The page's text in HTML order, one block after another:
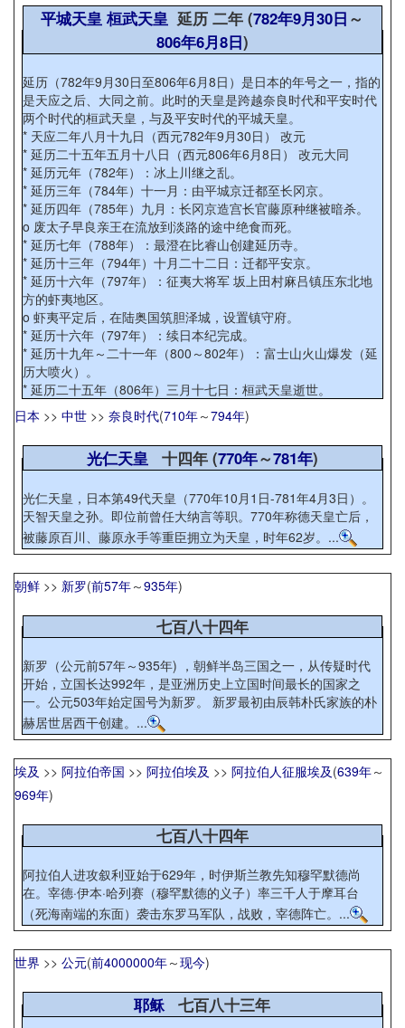
平城天皇 桓武天皇 延历 二年 (782年9月30日 ～
806年6月8日)
延历（782年9月30日至806年6月8日）是日本的年号之一，指的
是天应之后、大同之前。此时的天皇是跨越奈良时代和平安时代
两个时代的桓武天皇，与及平安时代的平城天皇。
* 天应二年八月十九日（西元782年9月30日） 改元
* 延历二十五年五月十八日（西元806年6月8日） 改元大同
* 延历元年（782年）：冰上川继之乱。
* 延历三年（784年）十一月：由平城京迁都至长冈京。
* 延历四年（785年）九月：长冈京造宫长官藤原种继被暗杀。
o 废太子早良亲王在流放到淡路的途中绝食而死。
* 延历七年（788年）：最澄在比睿山创建延历寺。
* 延历十三年（794年）十月二十二日：迁都平安京。
* 延历十六年（797年）：征夷大将军 坂上田村麻吕镇压东北地
方的虾夷地区。
o 虾夷平定后，在陆奥国筑胆泽城，设置镇守府。
* 延历十六年（797年）：续日本纪完成。
* 延历十九年～二十一年（800～802年）：富士山火山爆发（延
历大喷火）。
* 延历二十五年（806年）三月十七日：桓武天皇逝世。
日本 >> 中世 >> 奈良时代(710年～794年)
光仁天皇十四年 (770年～781年)
光仁天皇，日本第49代天皇（770年10月1日-781年4月3日）。
天智天皇之孙。即位前曾任大纳言等职。770年称德天皇亡后，
被藤原百川、藤原永手等重臣拥立为天皇，时年62岁。...
朝鲜 >> 新罗(前57年～935年)
七百八十四年
新罗（公元前57年～935年) ，朝鲜半岛三国之一，从传疑时代
开始，立国长达992年，是亚洲历史上立国时间最长的国家之
一。公元503年始定国号为新罗。 新罗最初由辰韩朴氏家族的朴
赫居世居西干创建。...
埃及 >> 阿拉伯帝国 >> 阿拉伯埃及 >> 阿拉伯人征服埃及(639年～
969年)
七百八十四年
阿拉伯人进攻叙利亚始于629年，时伊斯兰教先知穆罕默德尚
在。宰德·伊本·哈列赛（穆罕默德的义子）率三千人于摩耳台
（死海南端的东面）袭击东罗马军队，战败，宰德阵亡。...
世界 >> 公元(前4000000年～现今)
耶稣七百八十三年